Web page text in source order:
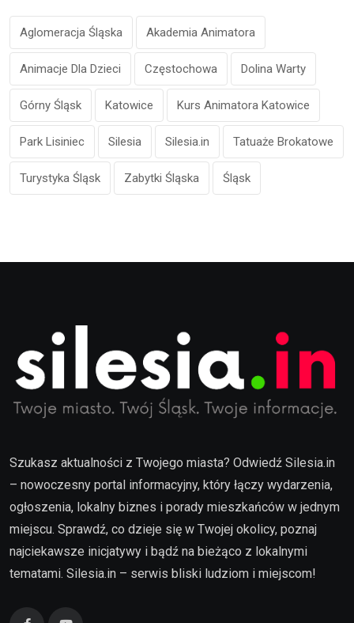
Aglomeracja Śląska Akademia Animatora
Animacje Dla Dzieci Częstochowa Dolina Warty
Górny Śląsk Katowice Kurs Animatora Katowice
Park Lisiniec Silesia Silesia.in Tatuaże Brokatowe
Turystyka Śląsk Zabytki Śląska Śląsk
Szukasz aktualności z Twojego miasta? Odwiedź Silesia.in
– nowoczesny portal informacyjny, który łączy wydarzenia,
ogłoszenia, lokalny biznes i porady mieszkańców w jednym
miejscu. Sprawdź, co dzieje się w Twojej okolicy, poznaj
najciekawsze inicjatywy i bądź na bieżąco z lokalnymi
tematami. Silesia.in – serwis bliski ludziom i miejscom!